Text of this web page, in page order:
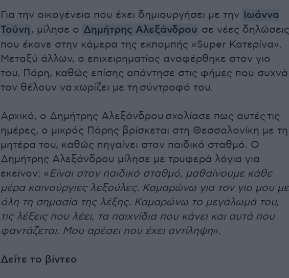
Για την οικογένεια που έχει δημιουργήσει με την Ιωάννα
Τούνη, μίλησε ο Δημήτρης Αλεξάνδρου σε νέες δηλώσεις
που έκανε στην κάμερα της εκπομπής «Super Κατερίνα».
Μεταξύ άλλων, ο επιχειρηματίας αναφέρθηκε στον γιο
του, Πάρη, καθώς επίσης απάντησε στις φήμες που συχνά
τον θέλουν να χωρίζει με τη σύντροφό του.
Αρχικά, ο Δημήτρης Αλεξάνδρου σχολίασε πως αυτές τις
ημέρες, ο μικρός Πάρης βρίσκεται στη Θεσσαλονίκη με τη
μητέρα του, καθώς πηγαίνει στον παιδικό σταθμό. Ο
Δημήτρης Αλεξάνδρου μίλησε με τρυφερά λόγια για
εκείνον: «Είναι στον παιδικό σταθμό, μαθαίνουμε κάθε
μέρα καινούργιες λεξούλες. Καμαρώνω για τον γιο μου με
όλη τη σημασία της λέξης. Καμαρώνω το μεγάλωμά του,
τις λέξεις που λέει, τα παιχνίδια που κάνει και αυτά που
φαντάζεται. Μου αρέσει που έχει αντίληψη».
Δείτε το βίντεο